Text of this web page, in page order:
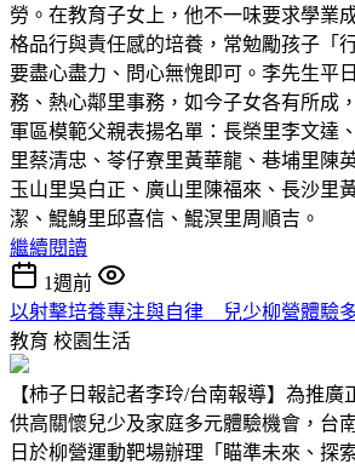
勞。在教育子女上，他不一味要求學業
格品行與責任感的培養，常勉勵孩子「
要盡心盡力、問心無愧即可。李先生平
務、熱心鄰里事務，如今子女各有所成
軍區模範父親表揚名單：長榮里李文達
里蔡清忠、苓仔寮里黃華龍、巷埔里陳
玉山里吳白正、廣山里陳福來、長沙里
潔、鯤鯓里邱喜信、鯤溟里周順吉。
繼續閱讀
1週前
以射擊培養專注與自律 兒少柳營體驗
教育 校園生活
【柿子日報記者李玲/台南報導】為推廣
供高關懷兒少及家庭多元體驗機會，台
日於柳營運動靶場辦理「瞄準未來、探